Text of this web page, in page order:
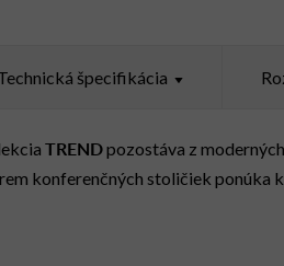
špecifikácia
TRENDpozostáva z
konferenčných stoličiek ponúka